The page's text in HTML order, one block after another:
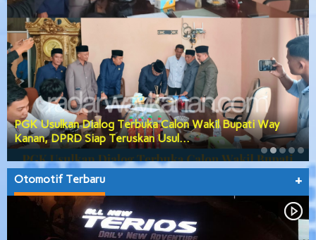
PGK Usulkan Dialog Terbuka Calon Wakil Bupati Way
Kanan, DPRD Siap Teruskan Usul…
Otomotif Terbaru +